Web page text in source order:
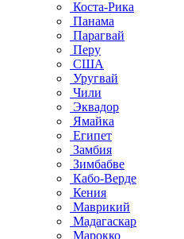
Коста-Рика
Панама
Парагвай
Перу
США
Уругвай
Чили
Эквадор
Ямайка
Египет
Замбия
Зимбабве
Кабо-Верде
Кения
Маврикий
Мадагаскар
Марокко